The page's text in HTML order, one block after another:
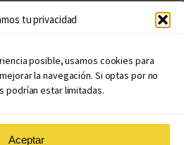
tu privacidad
posible, usamos cookies para
la navegación. Si optas por no
podrían estar limitadas.
Aceptar